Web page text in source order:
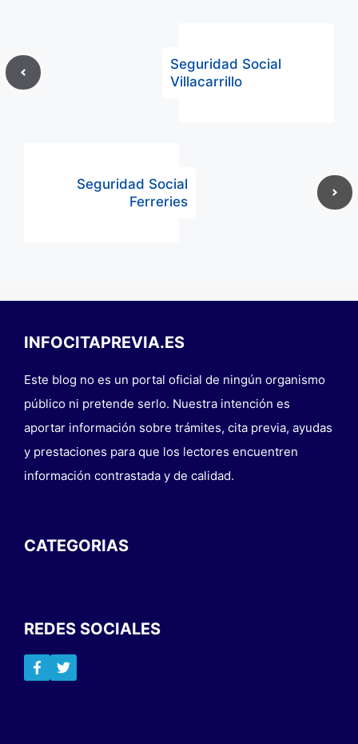
Seguridad Social
Villacarrillo
Seguridad Social
Ferreries
INFOCITAPREVIA.ES
Este blog no es un portal oficial de ningún organismo
público ni pretende serlo. Nuestra intención es
aportar información sobre trámites, cita previa, ayudas
y prestaciones para que los lectores encuentren
información contrastada y de calidad.
CATEGORIAS
REDES SOCIALES